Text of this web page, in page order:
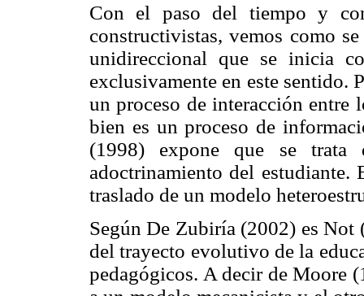
Con el paso del tiempo y
constructivistas, vemos como
unidireccional que se inicia
exclusivamente en este sentido.
un proceso de interacción entre
bien es un proceso de
(1998) expone que se trata
adoctrinamiento del estudiante.
traslado de un modelo
Según De Zubiría (2002) es
del trayecto evolutivo de la
pedagógicos. A decir de Moore